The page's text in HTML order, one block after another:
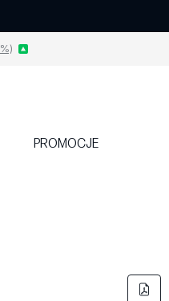
PROMOCJE